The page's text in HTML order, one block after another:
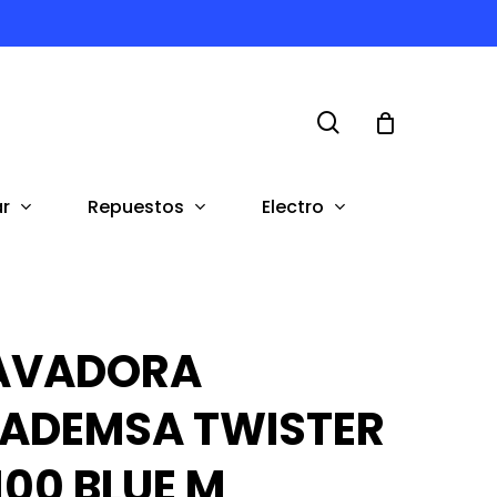
Repuestos Electro
TWISTER